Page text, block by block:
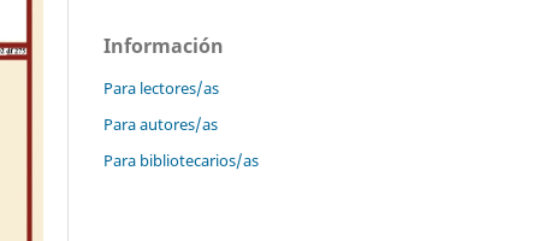
Información
Para lectores/as
Para autores/as
Para bibliotecarios/as